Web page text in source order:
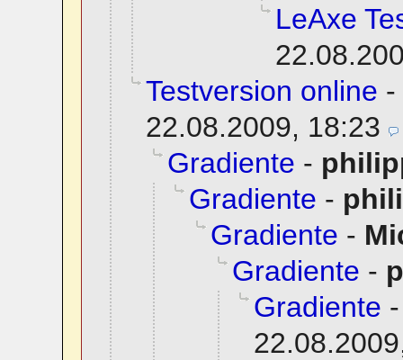
LeAxe
Testversion online -
22.08.2009, 18:23
Gradiente -
Gradiente -
Gradiente -
Gradiente -
Gradiente